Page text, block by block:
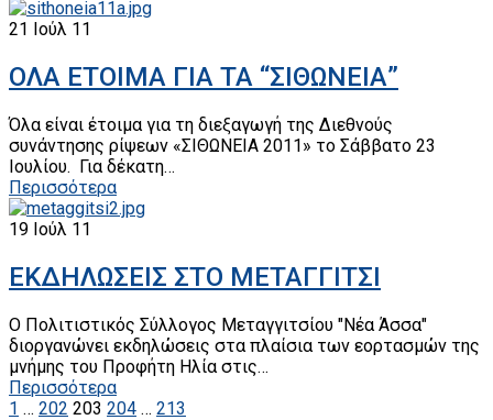
21
Ιούλ 11
ΟΛΑ ΕΤΟΙΜΑ ΓΙΑ ΤΑ “ΣΙΘΩΝΕΙΑ”
Όλα είναι έτοιμα για τη διεξαγωγή της Διεθνούς
συνάντησης ρίψεων «ΣΙΘΩΝΕΙΑ 2011» το Σάββατο 23
Ιουλίου. Για δέκατη…
Περισσότερα
19 Ιούλ 11
ΕΚΔΗΛΩΣΕΙΣ ΣΤΟ ΜΕΤΑΓΓΙΤΣΙ
Ο Πολιτιστικός Σύλλογος Μεταγγιτσίου "Νέα Άσσα"
διοργανώνει εκδηλώσεις στα πλαίσια των εορτασμών της
μνήμης του Προφήτη Ηλία στις…
Περισσότερα
1 … 202 203 204 … 213